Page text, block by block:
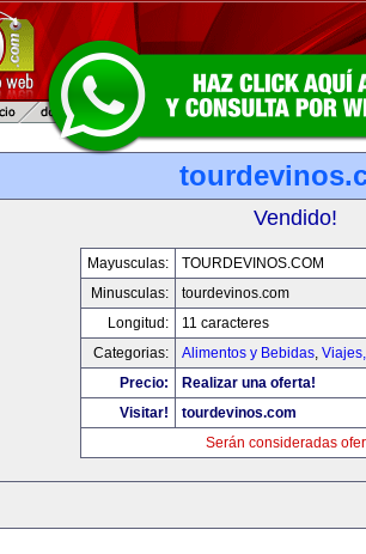
Vendido!
Mayusculas:
TOURDEVINOS.COM
Minusculas:
tourdevinos.com
Longitud:
11 caracteres
Categorias:
Alimentos y Bebidas,
Precio:
Realizar una oferta!
Visitar!
tourdevinos.com
Serán consideradas